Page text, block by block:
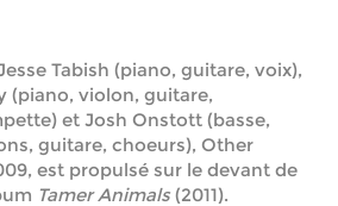
Tabish (piano, guitare, voix),
(piano, violon, guitare,
et Josh Onstott (basse,
guitare, choeurs), Other
est propulsé sur le devant de
Tamer Animals(2011).